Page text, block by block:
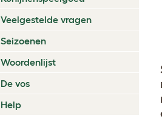
Veelgestelde vragen
Seizoenen
Woordenlijst
De vos
Help